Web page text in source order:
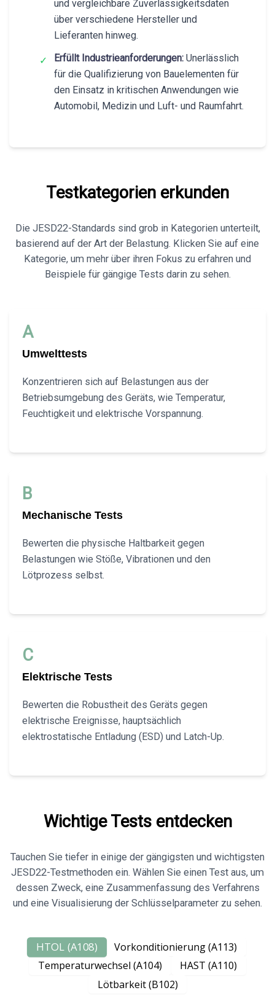
und vergleichbare Zuverlässigkeitsdaten
über verschiedene Hersteller und
Lieferanten hinweg.
✓ Erfüllt Industrieanforderungen:Unerlässlich
für die Qualifizierung von Bauelementen für
den Einsatz in kritischen Anwendungen wie
Automobil, Medizin und Luft- und Raumfahrt.
Testkategorien erkunden
Die JESD22-Standards sind grob in Kategorien unterteilt,
basierend auf der Art der Belastung. Klicken Sie auf eine
Kategorie, um mehr über ihren Fokus zu erfahren und
Beispiele für gängige Tests darin zu sehen.
A
Umwelttests
Konzentrieren sich auf Belastungen aus der
Betriebsumgebung des Geräts, wie Temperatur,
Feuchtigkeit und elektrische Vorspannung.
B
Mechanische Tests
Bewerten die physische Haltbarkeit gegen
Belastungen wie Stöße, Vibrationen und den
Lötprozess selbst.
C
Elektrische Tests
Bewerten die Robustheit des Geräts gegen
elektrische Ereignisse, hauptsächlich
elektrostatische Entladung (ESD) und Latch-Up.
Wichtige Tests entdecken
Tauchen Sie tiefer in einige der gängigsten und wichtigsten
JESD22-Testmethoden ein. Wählen Sie einen Test aus, um
dessen Zweck, eine Zusammenfassung des Verfahrens
und eine Visualisierung der Schlüsselparameter zu sehen.
HTOL (A108)
Vorkonditionierung (A113)
Temperaturwechsel (A104)
HAST (A110)
Lötbarkeit (B102)